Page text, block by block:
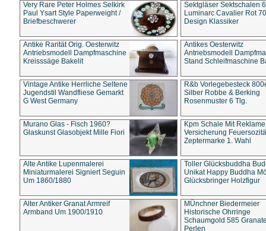
Very Rare Peter Holmes Selkirk
Paul Ysart Style Paperweight /
Briefbeschwerer
Sektgläser Sektschalen
Luminarc Cavalier Rot
Design Klassiker
Antike Rarität Orig. Oesterwitz
Antriebsmodell Dampfmaschine
Kreisssäge Bakelit
Antikes Oesterwitz
Antriebsmodell
Stand Schleifmaschine
Vintage Antike Herrliche Seltene
Jugendstil Wandfliese Gemarkt
G West Germany
R&b Vorlegebesteck
Silber Robbe & Berking
Rosenmuster 6 Tlg.
Murano Glas - Fisch 1960?
Glaskunst Glasobjekt Mille Fiori
Kpm Schale Mit Reklame
Versicherung
Zeptermarke 1. Wahl
Alte Antike Lupenmalerei
Miniaturmalerei Signiert Seguin
Um 1860/1880
Toller Glücksbuddha
Unikat Happy Buddha
Glücksbringer Holzfigur
Alter Antiker Granat Armreif
Armband Um 1900/1910
MÜnchner Biedermeier
Historische Ohrringe
Schaumgold 585
Perlen